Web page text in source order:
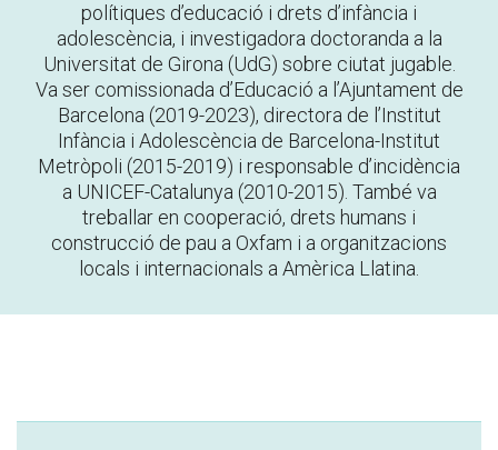
polítiques d’educació i drets d’infància i
adolescència, i investigadora doctoranda a la
Universitat de Girona (UdG) sobre ciutat jugable.
Va ser comissionada d’Educació a l’Ajuntament de
Barcelona (2019-2023), directora de l’Institut
Infància i Adolescència de Barcelona-Institut
Metròpoli (2015-2019) i responsable d’incidència
a UNICEF-Catalunya (2010-2015). També va
treballar en cooperació, drets humans i
construcció de pau a Oxfam i a organitzacions
locals i internacionals a Amèrica Llatina.